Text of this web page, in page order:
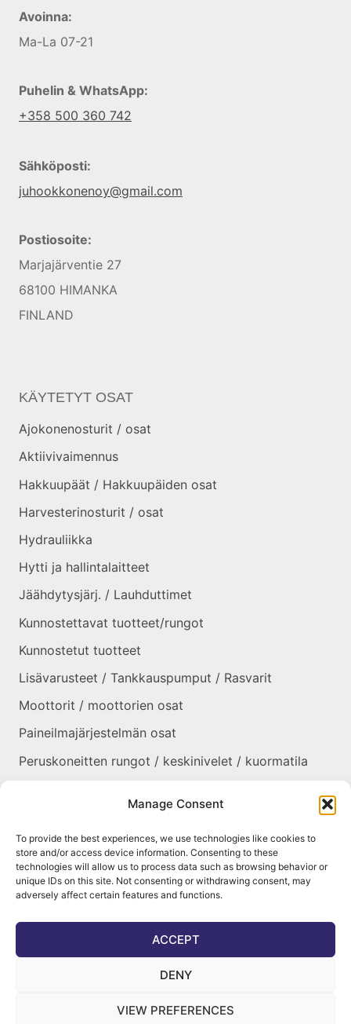
Manage Consent
To provide the best experiences, we use technologies like cookies to
store and/or access device information. Consenting to these
technologies will allow us to process data such as browsing behavior or
unique IDs on this site. Not consenting or withdrawing consent, may
adversely affect certain features and functions.
ACCEPT
DENY
VIEW PREFERENCES
Avoinna:
Ma-La 07-21
Puhelin & WhatsApp:
+358 500 360 742
Sähköposti:
juhookkonenoy@gmail.com
Postiosoite:
Marjajärventie 27
68100 HIMANKA
FINLAND
KÄYTETYT OSAT
Ajokonenosturit / osat
Aktiivivaimennus
Hakkuupäät / Hakkuupäiden osat
Harvesterinosturit / osat
Hydrauliikka
Hytti ja hallintalaitteet
Jäähdytysjärj. / Lauhduttimet
Kunnostettavat tuotteet/rungot
Kunnostetut tuotteet
Lisävarusteet / Tankkauspumput / Rasvarit
Moottorit / moottorien osat
Paineilmajärjestelmän osat
Peruskoneitten rungot / keskinivelet / kuormatila
Suojapellit / panssarit / portaat
Tankit / Säiliöt
Taukolämmittimet / osat
Voimansiirto